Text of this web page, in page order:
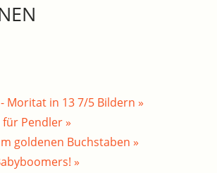
- Moritat in 13 7/5 Bildern »
Pendler »
goldenen Buchstaben »
»